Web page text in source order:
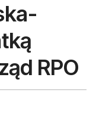
RPO